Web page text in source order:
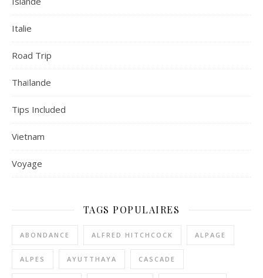
Italie
Road Trip
Thaïlande
Tips Included
Vietnam
Voyage
TAGS POPULAIRES
ABONDANCE ALFRED HITCHCOCK ALPAGE
ALPES AYUTTHAYA CASCADE